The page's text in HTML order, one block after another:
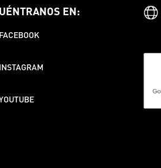
EN:
FACEBOOK
INSTAGRAM